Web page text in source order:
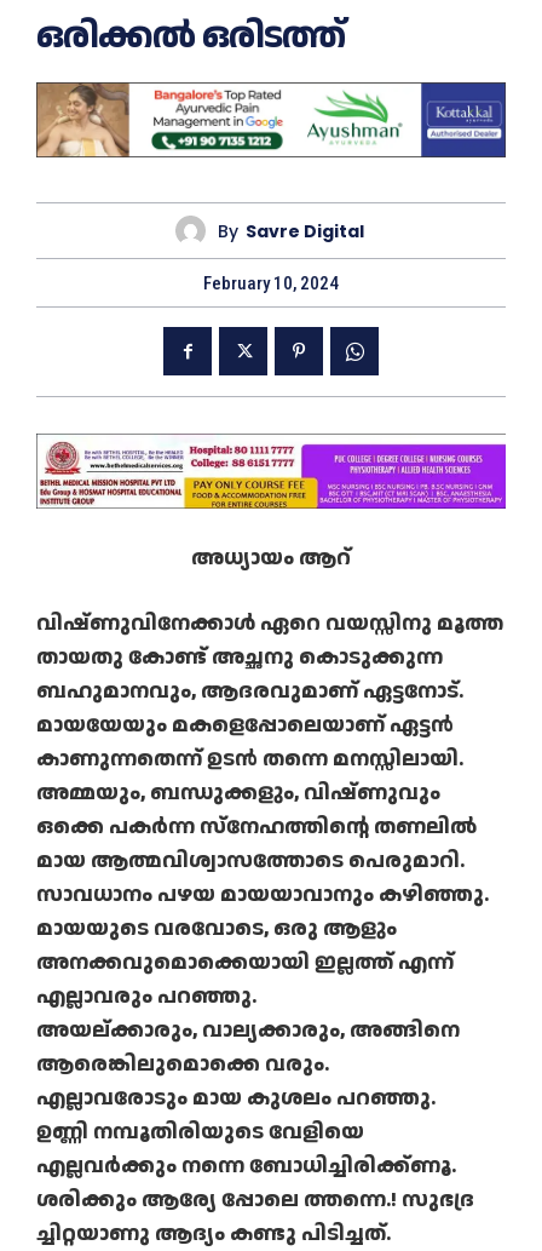
ഒരിക്കൽ ഒരിടത്ത്
By Savre Digital
February 10, 2024
അധ്യായം ആറ്
വിഷ്ണുവിനേക്കാള്‍ ഏറെ വയസ്സിനു മൂത്ത
തായതു കോണ്ട് അച്ഛനു കൊടുക്കുന്ന
ബഹുമാനവും, ആദരവുമാണ് ഏട്ടനോട്.
മായയേയും മകളെപ്പോലെയാണ് ഏട്ടന്‍
കാണുന്നതെന്ന് ഉടന്‍ തന്നെ മനസ്സിലായി.
അമ്മയും, ബന്ധുക്കളും, വിഷ്ണുവും
ഒക്കെ പകര്‍ന്ന സ്‌നേഹത്തിന്റെ തണലില്‍
മായ ആത്മവിശ്വാസത്തോടെ പെരുമാറി.
സാവധാനം പഴയ മായയാവാനും കഴിഞ്ഞു.
മായയുടെ വരവോടെ, ഒരു ആളും
അനക്കവുമൊക്കെയായി ഇല്ലത്ത് എന്ന്
എല്ലാവരും പറഞ്ഞു.
അയല്ക്കാരും, വാല്യക്കാരും, അങ്ങിനെ
ആരെങ്കിലുമൊക്കെ വരും.
എല്ലാവരോടും മായ കുശലം പറഞ്ഞു.
ഉണ്ണി നമ്പൂതിരിയുടെ വേളിയെ
എല്ലവര്‍ക്കും നന്നെ ബോധിച്ചിരിക്ക്ണൂ.
ശരിക്കും ആര്യേ പ്പോലെ ത്തന്നെ.! സുഭദ്ര
ച്ചിറ്റയാണു ആദ്യം കണ്ടു പിടിച്ചത്.